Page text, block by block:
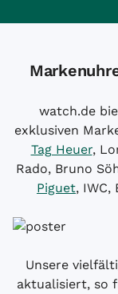
watch.de
exklusiven
Tag Heuer,
Rado, Bruno
Piguet, IWC,
Unsere
aktualisiert, so